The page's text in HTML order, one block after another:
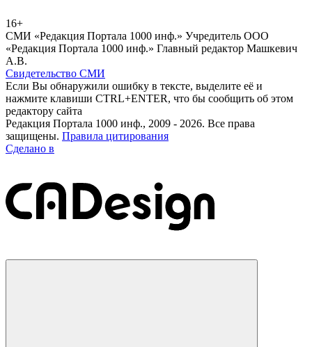
16+
СМИ «Редакция Портала 1000 инф.» Учредитель ООО
«Редакция Портала 1000 инф.» Главный редактор Машкевич
А.В.
Свидетельство СМИ
Если Вы обнаружили ошибку в тексте, выделите её и
нажмите клавиши CTRL+ENTER, что бы сообщить об этом
редактору сайта
Редакция Портала 1000 инф., 2009 - 2026. Все права
защищены. Правила цитирования
Сделано в